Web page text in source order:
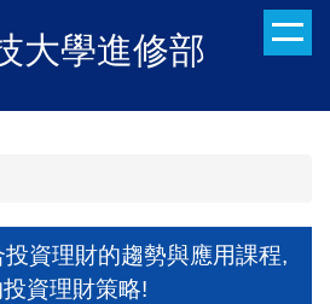
大學進修部
資理財的趨勢與應用課程,
資理財策略!